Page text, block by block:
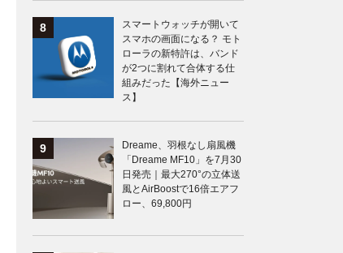
スマートウォッチが開いて
スマホの画面になる？ モト
ローラの新特許は、バンド
が2つに割れて合体する仕
組みだった【海外ニュー
ス】
Dreame、羽根なし扇風機
「Dreame MF10」を7月30
日発売｜最大270°の立体送
風とAirBoostで16倍エアフ
ロー、69,800円